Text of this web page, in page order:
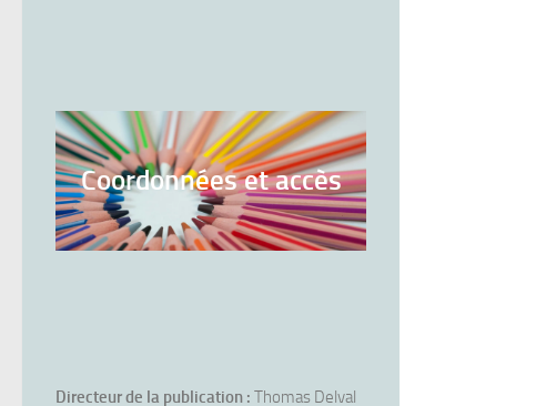
Coordonnées et accès
Directeur de la publication : Thomas Delval